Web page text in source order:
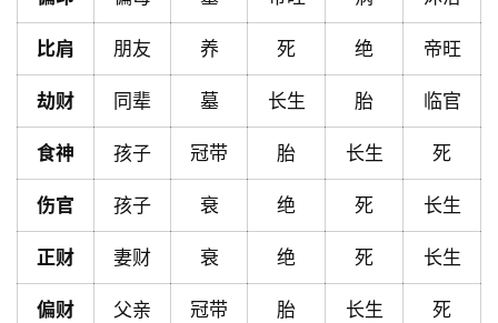
历
占
卜
命
比肩 朋友 养 死 绝 帝旺
劫财 同辈 墓 长生 胎 临官
食神 孩子 冠带 胎 长生 死
伤官 孩子 衰 绝 死 长生
正财 妻财 衰 绝 死 长生
偏财 父亲 冠带 胎 长生 死